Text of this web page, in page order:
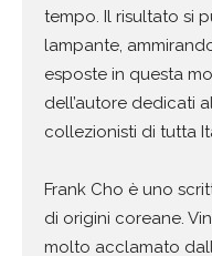
tempo. Il risultato si
lampante,
esposte in questa
dell’autore dedicati
collezionisti di tutta
Frank Cho è uno
di origini coreane.
molto acclamato